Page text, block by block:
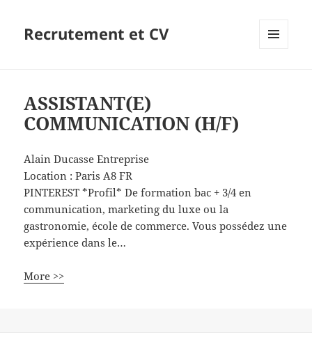
Recrutement et CV
ASSISTANT(E)
COMMUNICATION (H/F)
Alain Ducasse Entreprise
Location :Paris A8 FR
PINTEREST *Profil* De formation bac + 3/4 en
communication, marketing du luxe ou la
gastronomie, école de commerce. Vous possédez une
expérience dans le…
More >>